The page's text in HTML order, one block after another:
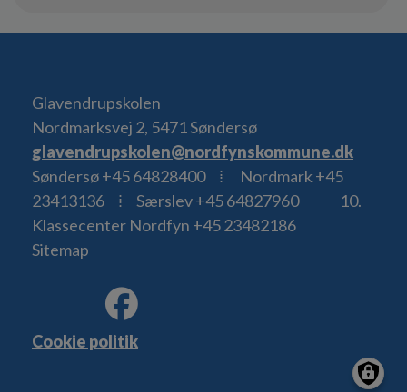
Glavendrupskolen
Nordmarksvej 2, 5471 Søndersø
glavendrupskolen@nordfynskommune.dk
Søndersø +45 64828400 ⁞ Nordmark +45
23413136 ⁞ Særslev +45 64827960 10.
Klassecenter Nordfyn +45 23482186
Sitemap
Cookie politik